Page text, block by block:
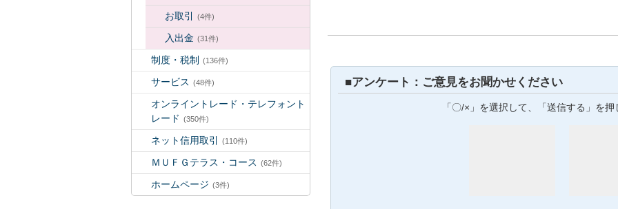
お取引 (4件)
入出金 (31件)
制度・税制 (136件)
サービス (48件)
オンライントレード・テレフォント
レード (350件)
ネット信用取引 (110件)
ＭＵＦＧテラス・コース (62件)
ホームページ (3件)
■アンケート：ご意見をお聞かせください
「〇/×」を選択して、「送信する」を押